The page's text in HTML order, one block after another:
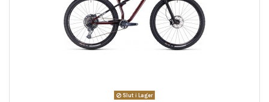
Slut i Lager